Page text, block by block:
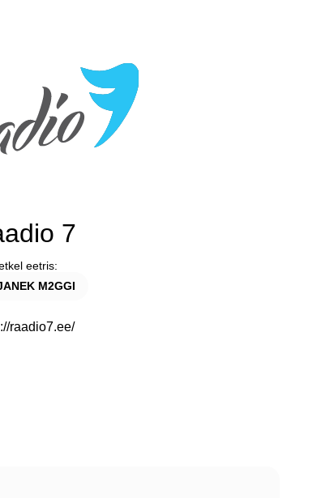
7
eetris:
M2GGI
raadio7.ee/